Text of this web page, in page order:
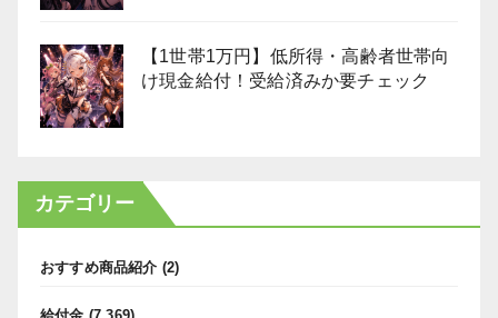
【1世帯1万円】低所得・高齢者世帯向
け現金給付！受給済みか要チェック
カテゴリー
おすすめ商品紹介 (2)